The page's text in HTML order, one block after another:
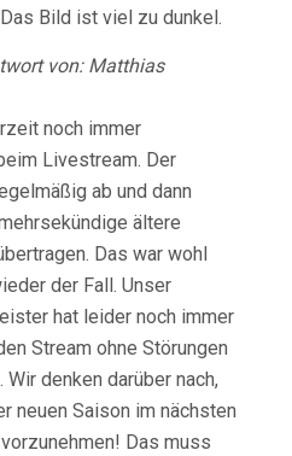
Bild ist viel zu dunkel.
von: Matthias
noch immer
Livestream. Der
ab und dann
ältere
Das war wohl
der Fall. Unser
hat leider noch immer
Stream ohne Störungen
denken darüber nach,
neuen Saison im nächsten
Das muss